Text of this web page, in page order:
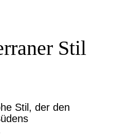
Stil
Stil, der den